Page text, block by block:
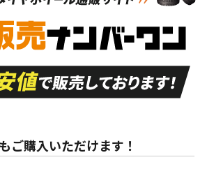
S
新車外し品（新古
付き
なく、
とんど
品
A
走行距離も少なく、
非常に状態の良い中
古品
品
んどない中古品
ご購入いただけます！